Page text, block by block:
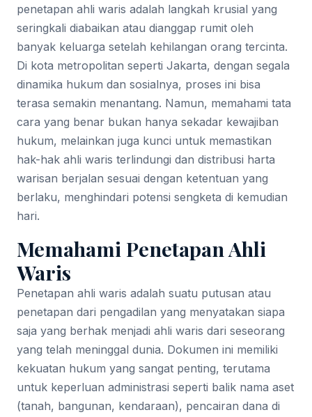
penetapan ahli waris adalah langkah krusial yang
seringkali diabaikan atau dianggap rumit oleh
banyak keluarga setelah kehilangan orang tercinta.
Di kota metropolitan seperti Jakarta, dengan segala
dinamika hukum dan sosialnya, proses ini bisa
terasa semakin menantang. Namun, memahami tata
cara yang benar bukan hanya sekadar kewajiban
hukum, melainkan juga kunci untuk memastikan
hak-hak ahli waris terlindungi dan distribusi harta
warisan berjalan sesuai dengan ketentuan yang
berlaku, menghindari potensi sengketa di kemudian
hari.
Memahami Penetapan Ahli
Waris
Penetapan ahli waris adalah suatu putusan atau
penetapan dari pengadilan yang menyatakan siapa
saja yang berhak menjadi ahli waris dari seseorang
yang telah meninggal dunia. Dokumen ini memiliki
kekuatan hukum yang sangat penting, terutama
untuk keperluan administrasi seperti balik nama aset
(tanah, bangunan, kendaraan), pencairan dana di